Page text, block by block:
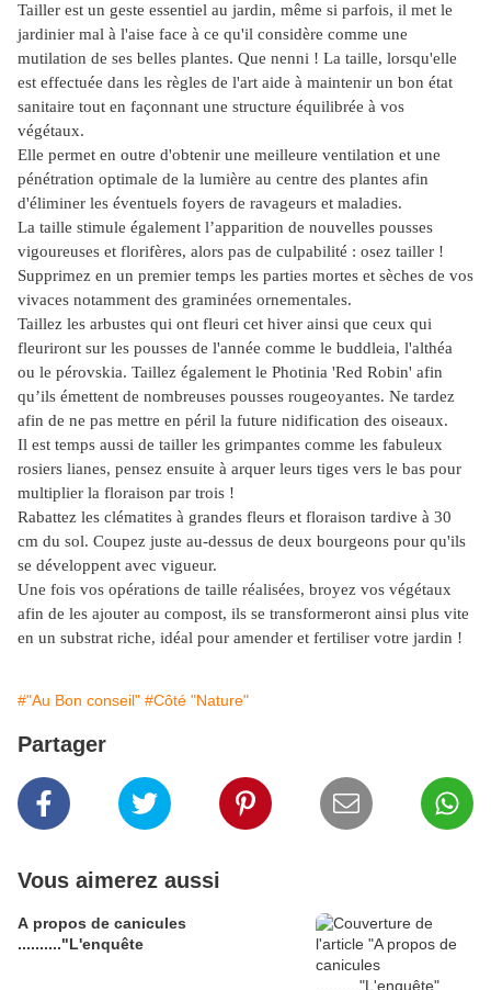
Tailler est un geste essentiel au jardin, même si parfois, il met le
jardinier mal à l'aise face à ce qu'il considère comme une
mutilation de ses belles plantes. Que nenni ! La taille, lorsqu'elle
est effectuée dans les règles de l'art aide à maintenir un bon état
sanitaire tout en façonnant une structure équilibrée à vos
végétaux.
Elle permet en outre d'obtenir une meilleure ventilation et une
pénétration optimale de la lumière au centre des plantes afin
d'éliminer les éventuels foyers de ravageurs et maladies.
La taille stimule également l’apparition de nouvelles pousses
vigoureuses et florifères, alors pas de culpabilité : osez tailler !
Supprimez en un premier temps les parties mortes et sèches de vos
vivaces notamment des graminées ornementales.
Taillez les arbustes qui ont fleuri cet hiver ainsi que ceux qui
fleuriront sur les pousses de l'année comme le buddleia, l'althéa
ou le pérovskia. Taillez également le Photinia 'Red Robin' afin
qu’ils émettent de nombreuses pousses rougeoyantes. Ne tardez
afin de ne pas mettre en péril la future nidification des oiseaux.
Il est temps aussi de tailler les grimpantes comme les fabuleux
rosiers lianes, pensez ensuite à arquer leurs tiges vers le bas pour
multiplier la floraison par trois !
Rabattez les clématites à grandes fleurs et floraison tardive à 30
cm du sol. Coupez juste au-dessus de deux bourgeons pour qu'ils
se développent avec vigueur.
Une fois vos opérations de taille réalisées, broyez vos végétaux
afin de les ajouter au compost, ils se transformeront ainsi plus vite
en un substrat riche, idéal pour amender et fertiliser votre jardin !
#"Au Bon conseil" #Côté "Nature"
Partager
Vous aimerez aussi
A propos de canicules
.........."L'enquête